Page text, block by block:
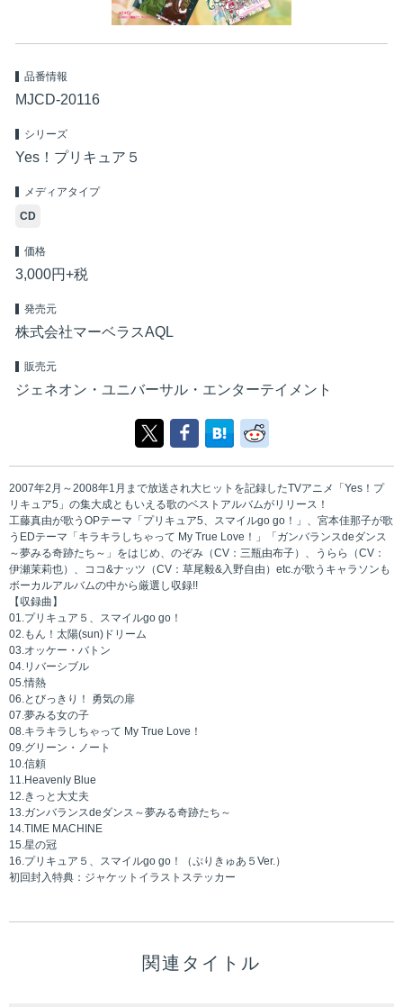
品番情報
MJCD-20116
シリーズ
Yes！プリキュア５
メディアタイプ
CD
価格
3,000円+税
発売元
株式会社マーベラスAQL
販売元
ジェネオン・ユニバーサル・エンターテイメント
2007年2月～2008年1月まで放送され大ヒットを記録したTVアニメ「Yes！プ
リキュア5」の集大成ともいえる歌のベストアルバムがリリース！
工藤真由が歌うOPテーマ「プリキュア5、スマイルgo go！」、宮本佳那子が歌
うEDテーマ「キラキラしちゃって My True Love！」「ガンバランスdeダンス
～夢みる奇跡たち～」をはじめ、のぞみ（CV：三瓶由布子）、うらら（CV：
伊瀬茉莉也）、ココ&ナッツ（CV：草尾毅&入野自由）etc.が歌うキャラソンも
ボーカルアルバムの中から厳選し収録!!
【収録曲】
01.プリキュア５、スマイルgo go！
02.もん！太陽(sun)ドリーム
03.オッケー・バトン
04.リバーシブル
05.情熱
06.とびっきり！ 勇気の扉
07.夢みる女の子
08.キラキラしちゃって My True Love！
09.グリーン・ノート
10.信頼
11.Heavenly Blue
12.きっと大丈夫
13.ガンバランスdeダンス～夢みる奇跡たち～
14.TIME MACHINE
15.星の冠
16.プリキュア５、スマイルgo go！（ぷりきゅあ５Ver.）
初回封入特典：ジャケットイラストステッカー
関連タイトル